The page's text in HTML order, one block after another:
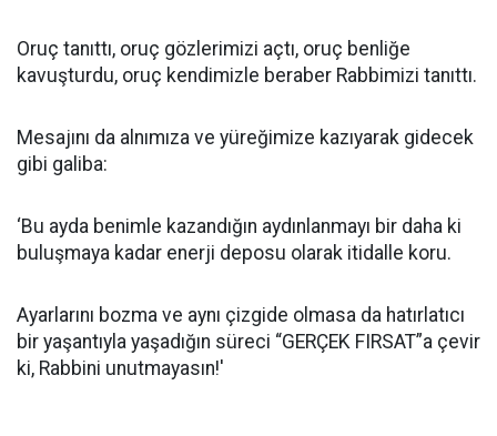
Oruç tanıttı, oruç gözlerimizi açtı, oruç benliğe
kavuşturdu, oruç kendimizle beraber Rabbimizi tanıttı.
Mesajını da alnımıza ve yüreğimize kazıyarak gidecek
gibi galiba:
‘Bu ayda benimle kazandığın aydınlanmayı bir daha ki
buluşmaya kadar enerji deposu olarak itidalle koru.
Ayarlarını bozma ve aynı çizgide olmasa da hatırlatıcı
bir yaşantıyla yaşadığın süreci “GERÇEK FIRSAT”a çevir
ki, Rabbini unutmayasın!'